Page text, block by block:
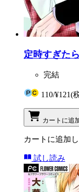
定時すぎた
完結
110/¥121(
カートに追
カートに追加
試し読み